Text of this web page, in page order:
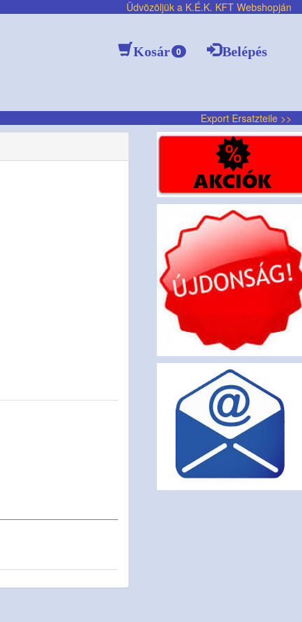
Üdvözöljük a K.É.K. KFT Webshopján
0
Kosár Belépés
Export Ersatzteile >>